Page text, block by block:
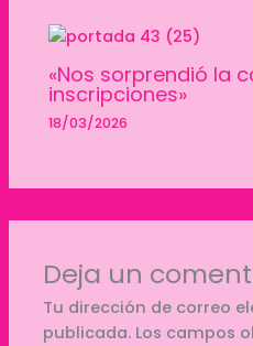
«Nos sorprendió la
inscripciones»
18/03/2026
Deja un
Tu dirección de correo
publicada. Los campos